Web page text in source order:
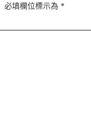
必填欄位標示為 *